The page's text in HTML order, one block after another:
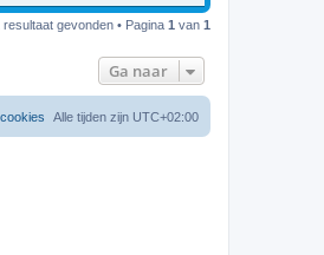
resultaat gevonden • Pagina 1 van 1
Ga naar
Alle tijden zijn UTC+02:00